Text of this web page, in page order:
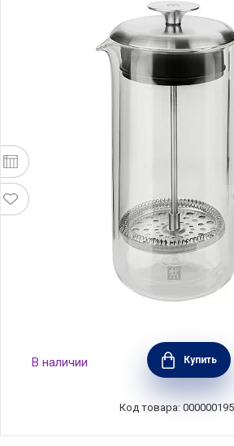
Френч-пресс с двойными
750 мл, материал стекло,
Henckels, Германия,
В наличии Купить
Код товара: